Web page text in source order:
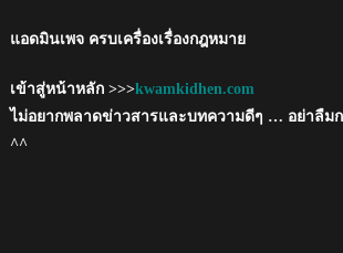
แอดมินเพจ ครบเครื่องเรื่องกฎหมาย
เข้าสู่หน้าหลัก >>>kwamkidhen.com
ไม่อยากพลาดข่าวสารและบทความดีๆ … อย่าลืม
^^